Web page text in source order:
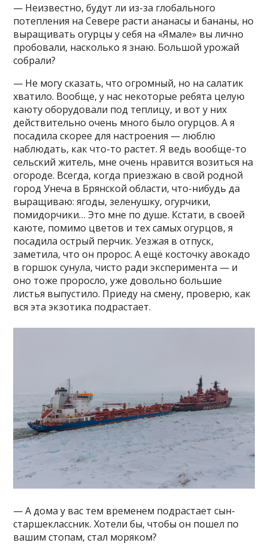
— Неизвестно, будут ли из-за глобального
потепления на Севере расти ананасы и бананы, но
выращивать огурцы у себя на «Ямале» вы лично
пробовали, насколько я знаю. Большой урожай
собрали?
— Не могу сказать, что огромный, но на салатик
хватило. Вообще, у нас некоторые ребята целую
каюту оборудовали под теплицу, и вот у них
действительно очень много было огурцов. А я
посадила скорее для настроения — люблю
наблюдать, как что-то растет. Я ведь вообще-то
сельский житель, мне очень нравится возиться на
огороде. Всегда, когда приезжаю в свой родной
город Унеча в Брянской области, что-нибудь да
выращиваю: ягоды, зеленушку, огурчики,
помидорчики… Это мне по душе. Кстати, в своей
каюте, помимо цветов и тех самых огурцов, я
посадила острый перчик. Уезжая в отпуск,
заметила, что он пророс. А ещё косточку авокадо
в горшок сунула, чисто ради эксперимента — и
оно тоже проросло, уже довольно большие
листья выпустило. Приеду на смену, проверю, как
вся эта экзотика подрастает.
— А дома у вас тем временем подрастает сын-
старшеклассник. Хотели бы, чтобы он пошел по
вашим стопам, стал моряком?